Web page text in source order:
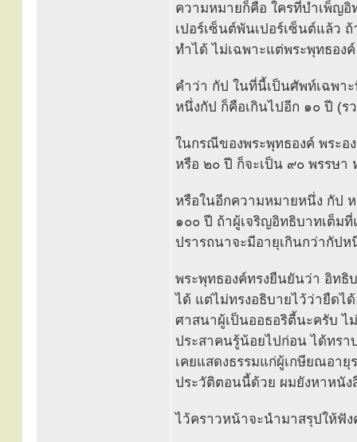
ความหมายก็คือ ใครที่บำเพ็ญ
เปอร์เซ็นต์พันเปอร์เซ็นต์แล้ว
ทำได้ ไม่เฉพาะแต่พระพุทธอง
คำว่า กัป ในที่นี้เป็นศัพท์เฉพา
หนึ่งกัป ก็คือเกินไปอีก ๑๐ ปี (ร
ในกรณีของพระพุทธองค์ พระอ
หรือ ๒๐ ปี ก็จะเป็น ๙๐ พรรษ
หรือในอีกความหมายหนึ่ง กัป
๑๐๐ ปี ถ้าผู้เจริญอิทธิบาทเต็ม
ปรารถนาจะมีอายุเกินกว่ากัป
พระพุทธองค์ทรงยืนยันว่า อิทธิ
ได้ แต่ไม่ทรงอธิบายไว้ว่ายืดไ
ศาสนาผู้เป็นออธอริตี้นะครับ ไ
ประสาคนรู้น้อยไปก่อน ได้ทร
เคยแสดงธรรมแก่ผู้เกษียณอา
ประวัติตอนนี้ด้วย ผมยังหาหนัง
ไว้คราวหน้าจะนำมาสรุปให้ฟัง